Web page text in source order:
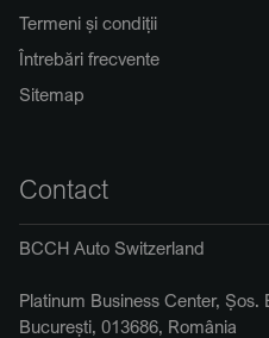
Termeni și condiții
Întrebări frecvente
Sitemap
Contact
BCCH Auto Switzerland
Platinum Business Center, Șos.
București, 013686, România